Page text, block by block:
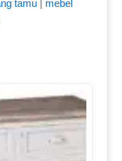
tamu| mebel